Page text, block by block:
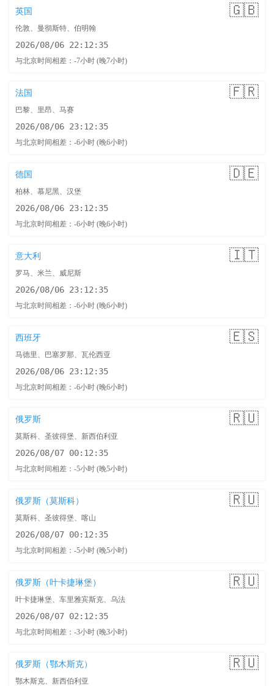
🇬🇧
英国
伦敦、曼彻斯特、伯明翰
2026/08/06 22:12:36
与北京时间相差：-7小时 (晚7小时)
🇫🇷
法国
巴黎、里昂、马赛
2026/08/06 23:12:36
与北京时间相差：-6小时 (晚6小时)
🇩🇪
德国
柏林、慕尼黑、汉堡
2026/08/06 23:12:36
与北京时间相差：-6小时 (晚6小时)
🇮🇹
意大利
罗马、米兰、威尼斯
2026/08/06 23:12:36
与北京时间相差：-6小时 (晚6小时)
🇪🇸
西班牙
马德里、巴塞罗那、瓦伦西亚
2026/08/06 23:12:36
与北京时间相差：-6小时 (晚6小时)
🇷🇺
俄罗斯
莫斯科、圣彼得堡、新西伯利亚
2026/08/07 00:12:36
与北京时间相差：-5小时 (晚5小时)
🇷🇺
俄罗斯（莫斯科）
莫斯科、圣彼得堡、喀山
2026/08/07 00:12:36
与北京时间相差：-5小时 (晚5小时)
🇷🇺
俄罗斯（叶卡捷琳堡）
叶卡捷琳堡、车里雅宾斯克、乌法
2026/08/07 02:12:36
与北京时间相差：-3小时 (晚3小时)
🇷🇺
俄罗斯（鄂木斯克）
鄂木斯克、新西伯利亚